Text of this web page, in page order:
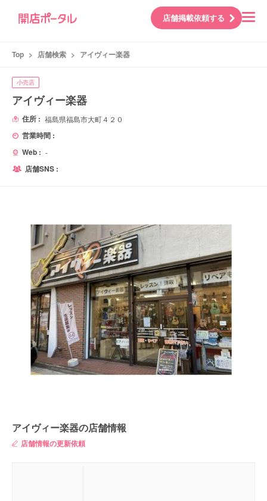
店舗掲載依頼する
Top > 店舗検索 > アイヴィー楽器
小売店
アイヴィー楽器
住所 : 福島県福島市大町４２０
営業時間 :
Web : -
店舗SNS :
アイヴィー楽器の店舗情報
店舗情報の更新依頼